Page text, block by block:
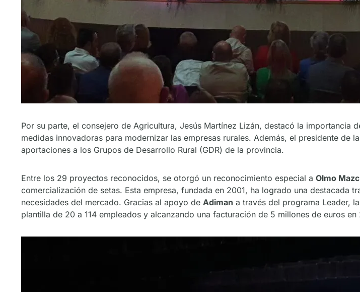
Por su parte, el consejero de Agricultura, Jesús Martínez Lizán, destacó la
medidas innovadoras para modernizar las empresas rurales. Además, el presidente de
aportaciones a los Grupos de Desarrollo Rural (GDR) de la provincia.
Entre los 29 proyectos reconocidos, se otorgó un reconocimiento especial a Olmo
comercialización de setas. Esta empresa, fundada en 2001, ha logrado una destacada
necesidades del mercado. Gracias al apoyo de Adiman a través del programa Leader,
plantilla de 20 a 114 empleados y alcanzando una facturación de 5 millones de euros